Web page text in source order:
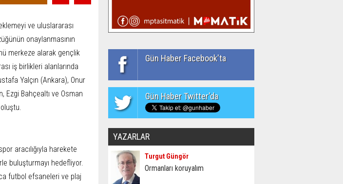
ve uluslararası
onaylanmasının
merkeze alarak gençlik
iş birlikleri alanlarında
Yalçın (Ankara), Onur
Ezgi Bahçealtı ve Osman
aracılığıyla harekete
buluşturmayı hedefliyor.
futbol efsaneleri ve plaj
Gün Haber Facebook'ta
Gün Haber Twitter'da
YAZARLAR
Turgut Güngör
Ormanları koruyalım